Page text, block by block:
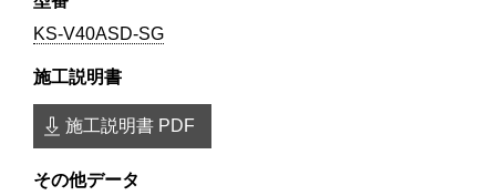
KS-V40ASD-SG
施工説明書 PDF